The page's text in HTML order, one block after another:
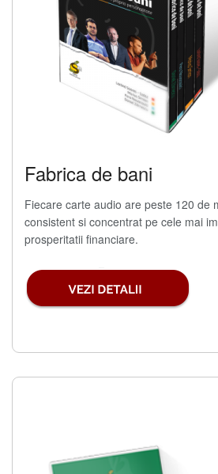
Fabrica de bani
Fiecare carte audio are peste 120 de
consistent si concentrat pe cele mai
prosperitatii financiare.